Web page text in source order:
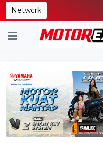
Network